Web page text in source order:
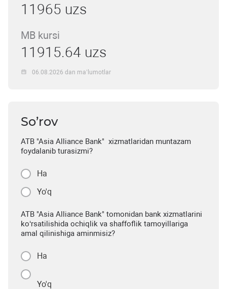
11965 uzs
MB kursi
11915.64 uzs
06.08.2026 dan ma’lumotlar
So’rov
ATB "Asia Alliance Bank" xizmatlaridan muntazam
foydalanib turasizmi?
Ha
Yo'q
ATB "Asia Alliance Bank" tomonidan bank xizmatlarini
ko‘rsatilishida ochiqlik va shaffoflik tamoyillariga
amal qilinishiga aminmisiz?
Ha
Yo'q